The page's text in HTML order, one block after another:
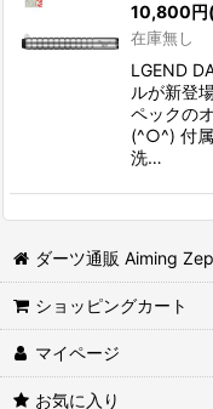
10,800 円
在庫無し
LGEND
ルが新登
ペックの
(^○^) 付
洗…
ダーツ通販 Aiming
ショッピングカート
マイページ
お気に入り